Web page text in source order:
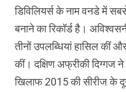
डिविलियर्स के नाम वनडे में
बनाने का रिकॉर्ड है।
तीनों उपलब्धियां हासिल कीं
कीं। दक्षिण अफ्रीकी दिग्गज
खिलाफ 2015 की सीरीज के